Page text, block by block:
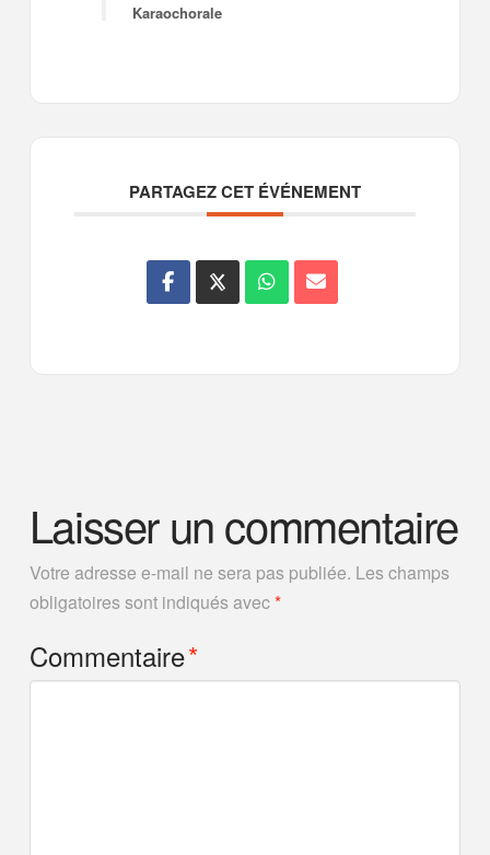
Karaochorale
PARTAGEZ CET ÉVÉNEMENT
Laisser un commentaire
Votre adresse e-mail ne sera pas publiée. Les champs
obligatoires sont indiqués avec*
Commentaire*